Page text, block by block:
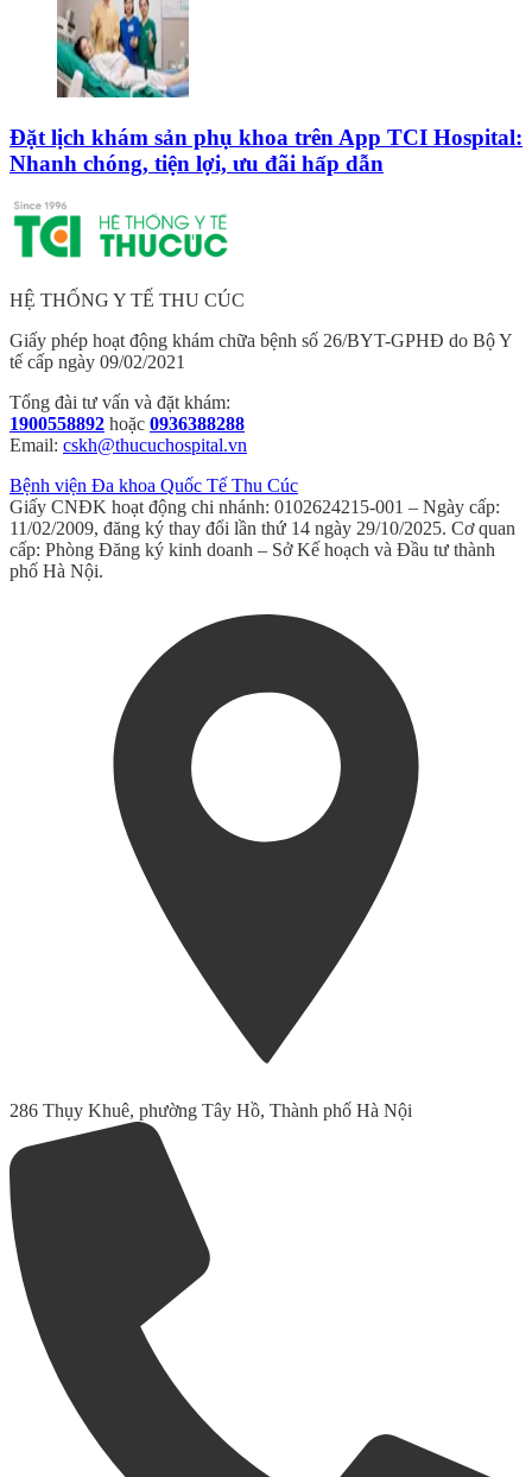
Đặt lịch khám sản phụ khoa trên App TCI Hospital:
Nhanh chóng, tiện lợi, ưu đãi hấp dẫn
HỆ THỐNG Y TẾ THU CÚC
Giấy phép hoạt động khám chữa bệnh số 26/BYT-GPHĐ do Bộ Y
tế cấp ngày 09/02/2021
Tổng đài tư vấn và đặt khám:
1900558892 hoặc 0936388288
Email: cskh@thucuchospital.vn
Bệnh viện Đa khoa Quốc Tế Thu Cúc
Giấy CNĐK hoạt động chi nhánh: 0102624215-001 – Ngày cấp:
11/02/2009, đăng ký thay đổi lần thứ 14 ngày 29/10/2025. Cơ quan
cấp: Phòng Đăng ký kinh doanh – Sở Kế hoạch và Đầu tư thành
phố Hà Nội.
286 Thụy Khuê, phường Tây Hồ, Thành phố Hà Nội